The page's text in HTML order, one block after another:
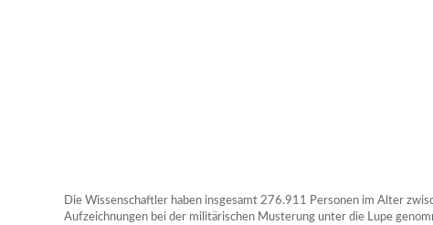
Die Wissenschaftler haben insgesamt 276.911 Personen im Alter
Aufzeichnungen bei der militärischen Musterung unter die Lupe